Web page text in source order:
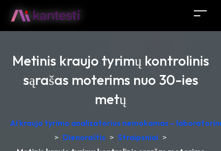
Metinis kraujo tyrimų kontrolinis
sąrašas moterims nuo 30-ies
metų
AI kraujo tyrimo analizatorius nemokamas –
> Dienoraštis > Straipsniai >